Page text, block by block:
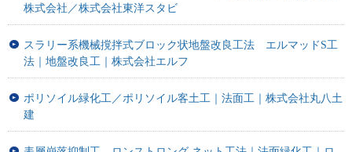
株式会社／株式会社東洋スタビ
スラリー系機械撹拌式ブロック状地盤改良工法 エルマッドS工
法｜地盤改良工｜株式会社エルフ
ポリソイル緑化工／ポリソイル客土工｜法面工｜株式会社丸八土
建